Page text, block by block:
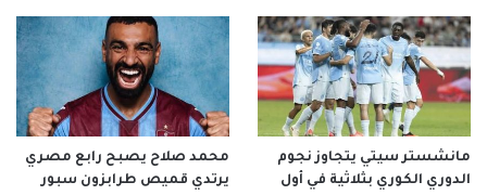
مانشستر سيتي يتجاوز نجوم
الدوري الكوري بثلاثية في أول
محمد صلاح يصبح رابع مصري
يرتدي قميص طرابزون سبور